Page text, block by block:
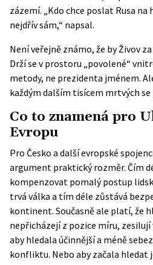
zázemí. „Kdo chce poslat Rusa
nejdřív sám,“ napsal.
Není veřejně známo, že by Živov
Drží se v prostoru „povolené“
metody, ne prezidenta jménem.
každým dalším tisícem mrtvých se
Co to znamená pro
Evropu
Pro Česko a další evropské
argument praktický rozměr. Čím
kompenzovat pomalý postup
trvá válka a tím déle zůstává
kontinent. Současně ale platí, že
nepřicházejí z pozice míru,
aby hledala účinnější a méně
konfliktu. Nebo aby začala hledat